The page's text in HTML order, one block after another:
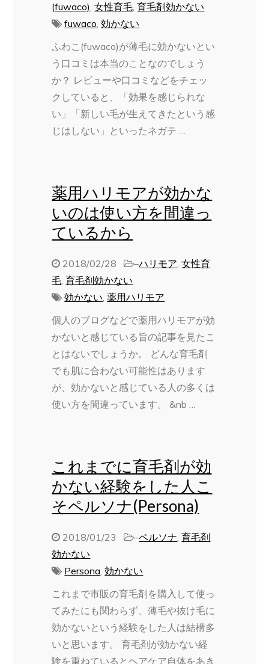
(fuwaco),女性育毛,育毛剤効かない
fuwaco,効かない
ふわこ(fuwaco)が薄毛に効かないとい
う口コミは本当のことなのでしょう
か？ レビューや口コミなどをチェッ
クしていると、「効果を感じられな
い」「新しい毛が生えてきたという感
じはしない」といったネガテ …
薬用ハリモアが効かな
いのは使い方を間違っ
ているから
2018/02/28 –ハリモア,女性育
毛,育毛剤効かない
効かない,薬用ハリモア
個人のブログなどで薬用ハリモアが効
かないと感じている旨の記事を見たこ
とはないでしょうか。 どんな育毛剤
でも肌に合わない可能性はあります
が、効かないと感じている人の多くは
使い方を間違っています。 &nb …
これまでに育毛剤が効
かない経験をした人こ
そペルソナ(Persona)
2018/01/23 –ペルソナ,育毛剤
効かない
Persona,効かない
これまで市販の育毛剤を購入して使っ
てみたにも関わらず、薄毛や抜け毛に
効かないという経験をした人は結構多
いと思います。 育毛剤が効かない経
験を重ねているとヘアケア自体をあき